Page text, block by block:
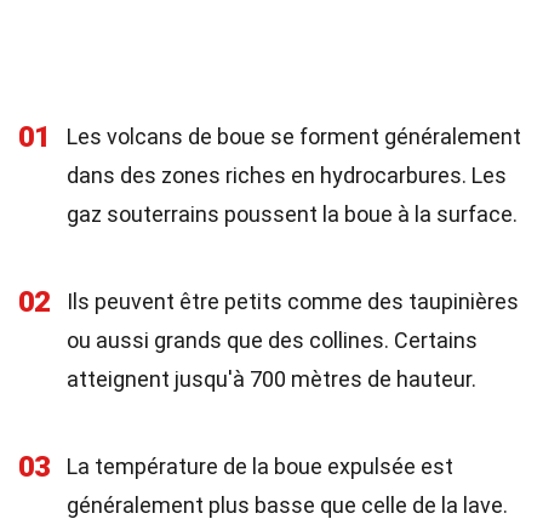
01
Les volcans de boue se forment généralement
dans des zones riches en hydrocarbures. Les
gaz souterrains poussent la boue à la surface.
02
Ils peuvent être petits comme des taupinières
ou aussi grands que des collines. Certains
atteignent jusqu'à 700 mètres de hauteur.
03
La température de la boue expulsée est
généralement plus basse que celle de la lave.